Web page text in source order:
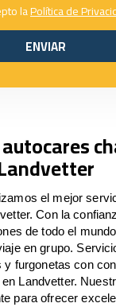
laPolítica de
ENVIAR
ENVIAR
el mejor
Con la
de todo el
en grupo.
y furgonetas con
Landvetter.
para ofrecer